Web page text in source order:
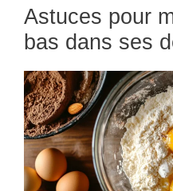
Astuces pour
bas dans ses